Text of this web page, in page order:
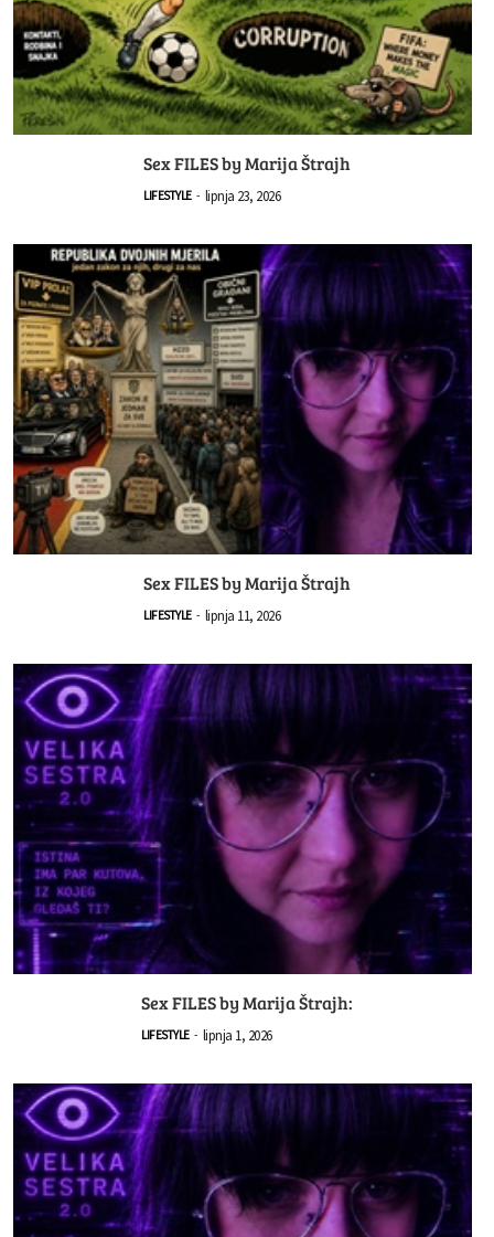
Sex FILES by Marija Štrajh
LIFESTYLE - lipnja 23, 2026
Sex FILES by Marija Štrajh
LIFESTYLE - lipnja 11, 2026
Sex FILES by Marija Štrajh:
LIFESTYLE - lipnja 1, 2026